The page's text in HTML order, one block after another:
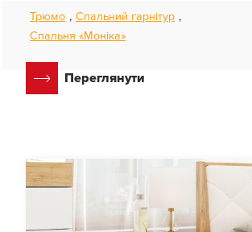
Трюмо , Спальний гарнітур ,
Спальня «Моніка»
Переглянути